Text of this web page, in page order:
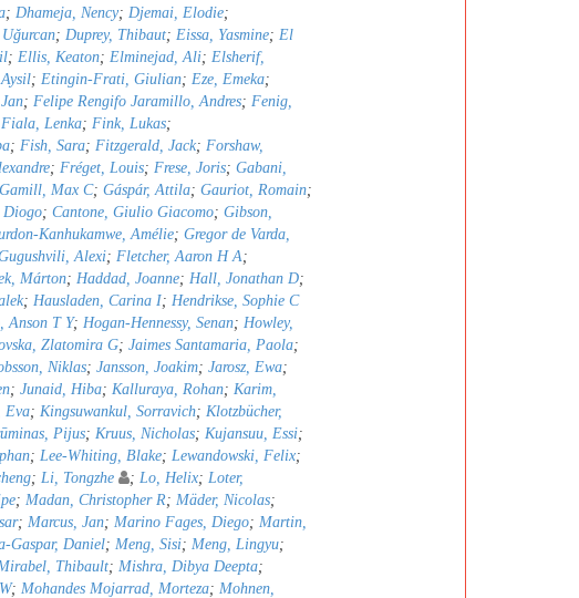
; Dhameja, Nency; Djemai, Elodie;
; Duprey, Thibaut; Eissa, Yasmine; El
; Ellis, Keaton; Elminejad, Ali; Elsherif,
; Etingin-Frati, Giulian; Eze, Emeka;
; Felipe Rengifo Jaramillo, Andres; Fenig,
Fiala, Lenka; Fink, Lukas;
; Fish, Sara; Fitzgerald, Jack; Forshaw,
; Fréget, Louis; Frese, Joris; Gabani,
Gamill, Max C; Gáspár, Attila; Gauriot, Romain;
Diogo; Cantone, Giulio Giacomo; Gibson,
Kanhukamwe, Amélie; Gregor de Varda,
Alexi; Fletcher, Aaron H A;
Márton; Haddad, Joanne; Hall, Jonathan D;
; Hausladen, Carina I; Hendrikse, Sophie C
Anson T Y; Hogan-Hennessy, Senan; Howley,
Zlatomira G; Jaimes Santamaria, Paola;
Niklas; Jansson, Joakim; Jarosz, Ewa;
; Junaid, Hiba; Kalluraya, Rohan; Karim,
Eva; Kingsuwankul, Sorravich; Klotzbücher,
Pijus; Kruus, Nicholas; Kujansuu, Essi;
; Lee-Whiting, Blake; Lewandowski, Felix;
; Li, Tongzhe ; Lo, Helix; Loter,
; Madan, Christopher R; Mäder, Nicolas;
; Marcus, Jan; Marino Fages, Diego; Martin,
Gaspar, Daniel; Meng, Sisi; Meng, Lingyu;
Thibault; Mishra, Dibya Deepta;
; Mohandes Mojarrad, Morteza; Mohnen,